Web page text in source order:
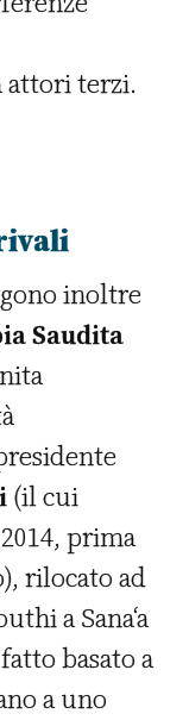
attori terzi.
inoltre
Saudita
(il cui
prima
rilocato ad
a Sana‘a
basato a
a uno